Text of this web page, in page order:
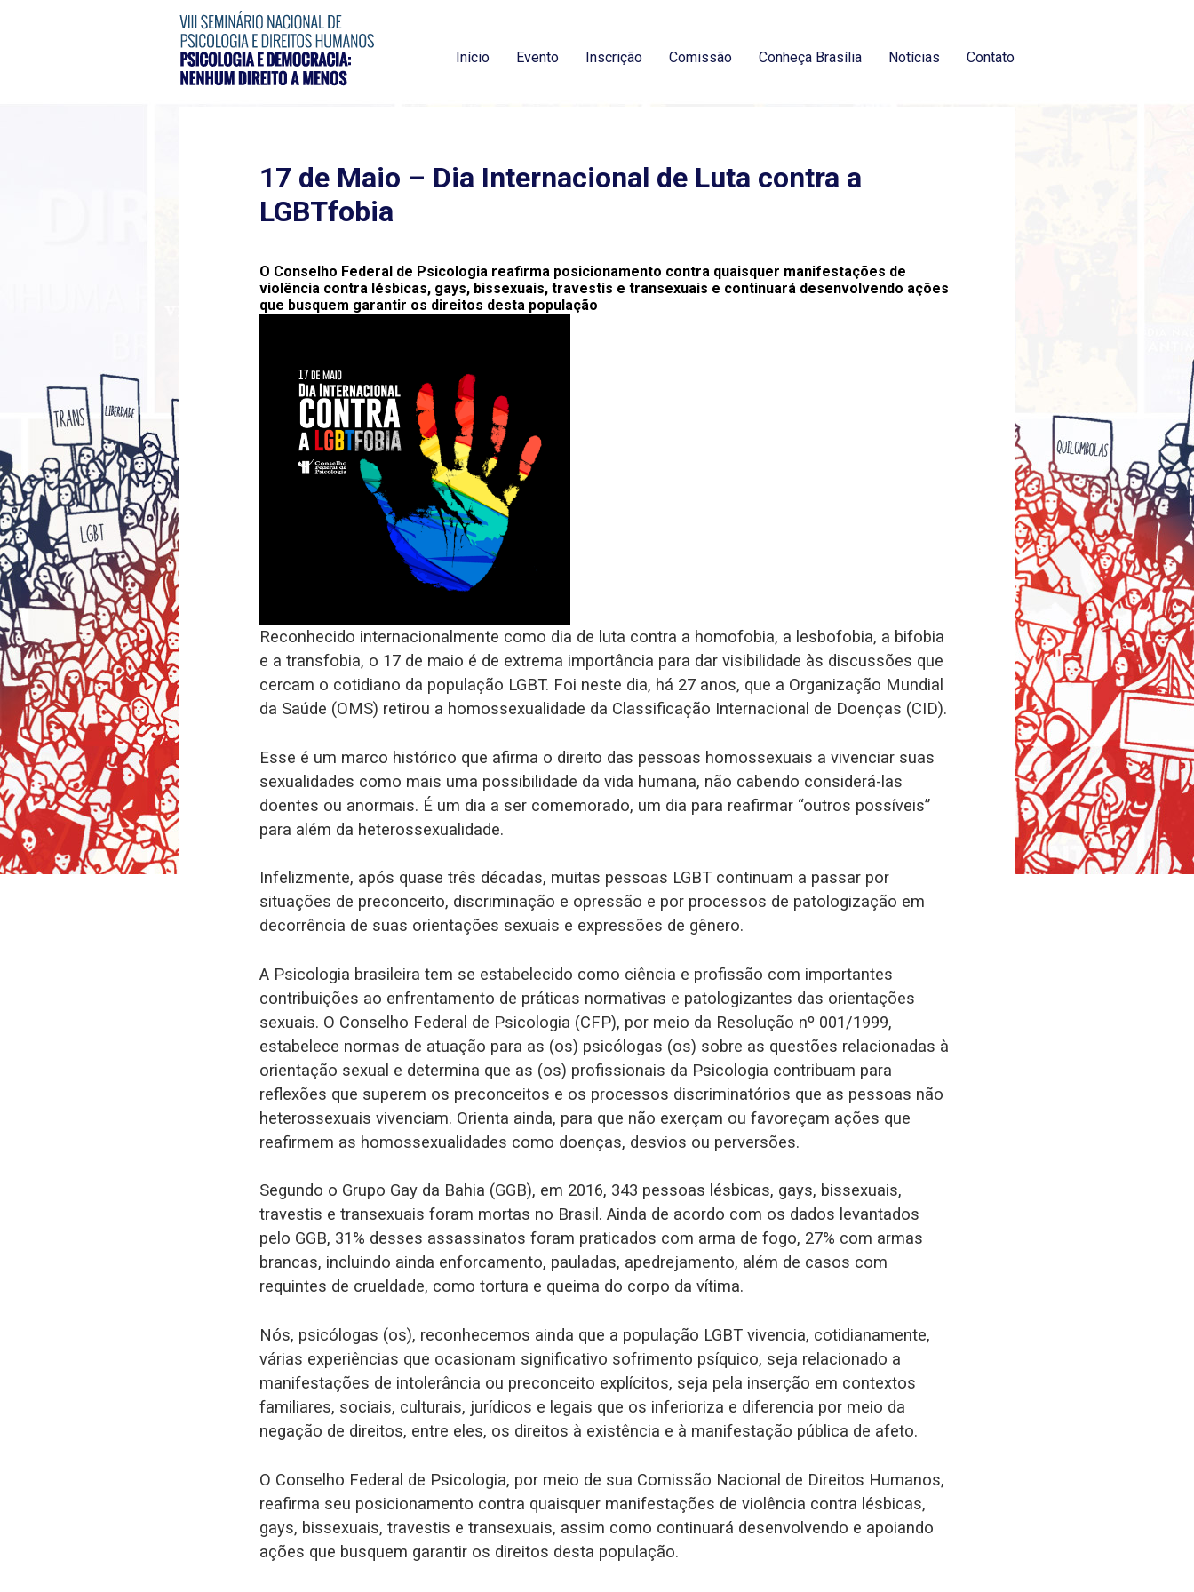
Início Evento Inscrição Comissão Conheça Brasília Notícias Contato
17 de Maio – Dia Internacional de Luta contra a
LGBTfobia
O Conselho Federal de Psicologia reafirma posicionamento contra quaisquer manifestações de
violência contra lésbicas, gays, bissexuais, travestis e transexuais e continuará desenvolvendo ações
que busquem garantir os direitos desta população
Reconhecido internacionalmente como dia de luta contra a homofobia, a lesbofobia, a bifobia
e a transfobia, o 17 de maio é de extrema importância para dar visibilidade às discussões que
cercam o cotidiano da população LGBT. Foi neste dia, há 27 anos, que a Organização Mundial
da Saúde (OMS) retirou a homossexualidade da Classificação Internacional de Doenças (CID).
Esse é um marco histórico que afirma o direito das pessoas homossexuais a vivenciar suas
sexualidades como mais uma possibilidade da vida humana, não cabendo considerá-las
doentes ou anormais. É um dia a ser comemorado, um dia para reafirmar “outros possíveis”
para além da heterossexualidade.
Infelizmente, após quase três décadas, muitas pessoas LGBT continuam a passar por
situações de preconceito, discriminação e opressão e por processos de patologização em
decorrência de suas orientações sexuais e expressões de gênero.
A Psicologia brasileira tem se estabelecido como ciência e profissão com importantes
contribuições ao enfrentamento de práticas normativas e patologizantes das orientações
sexuais. O Conselho Federal de Psicologia (CFP), por meio da Resolução nº 001/1999,
estabelece normas de atuação para as (os) psicólogas (os) sobre as questões relacionadas à
orientação sexual e determina que as (os) profissionais da Psicologia contribuam para
reflexões que superem os preconceitos e os processos discriminatórios que as pessoas não
heterossexuais vivenciam. Orienta ainda, para que não exerçam ou favoreçam ações que
reafirmem as homossexualidades como doenças, desvios ou perversões.
Segundo o Grupo Gay da Bahia (GGB), em 2016, 343 pessoas lésbicas, gays, bissexuais,
travestis e transexuais foram mortas no Brasil. Ainda de acordo com os dados levantados
pelo GGB, 31% desses assassinatos foram praticados com arma de fogo, 27% com armas
brancas, incluindo ainda enforcamento, pauladas, apedrejamento, além de casos com
requintes de crueldade, como tortura e queima do corpo da vítima.
Nós, psicólogas (os), reconhecemos ainda que a população LGBT vivencia, cotidianamente,
várias experiências que ocasionam significativo sofrimento psíquico, seja relacionado a
manifestações de intolerância ou preconceito explícitos, seja pela inserção em contextos
familiares, sociais, culturais, jurídicos e legais que os inferioriza e diferencia por meio da
negação de direitos, entre eles, os direitos à existência e à manifestação pública de afeto.
O Conselho Federal de Psicologia, por meio de sua Comissão Nacional de Direitos Humanos,
reafirma seu posicionamento contra quaisquer manifestações de violência contra lésbicas,
gays, bissexuais, travestis e transexuais, assim como continuará desenvolvendo e apoiando
ações que busquem garantir os direitos desta população.